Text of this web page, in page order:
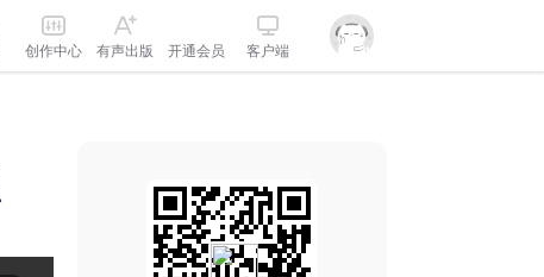
创作中心 有声出版 开通会员 客户端